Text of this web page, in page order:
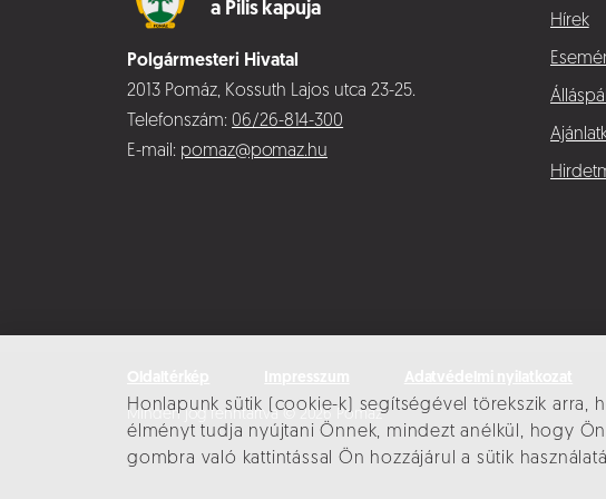
Honlapunk sütik (cookie-k) segítségével törekszik arra,
élményt tudja nyújtani Önnek, mindezt anélkül, hogy
gombra való kattintással Ön hozzájárul a sütik
a Pilis kapuja
Polgármesteri Hivatal
2013 Pomáz, Kossuth Lajos utca 23-25.
Telefonszám: 06/26-814-300
E-mail: pomaz@pomaz.hu
Hírek
Minden jog fenntartva © 2026 Pomáz